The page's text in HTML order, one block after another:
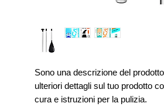
Sono una descrizione del
ulteriori dettagli sul tuo prodotto
cura e istruzioni per la pulizia.